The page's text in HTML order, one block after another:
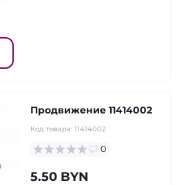
Продвижение 11414002
Код товара: 11414002
0
5.50 BYN